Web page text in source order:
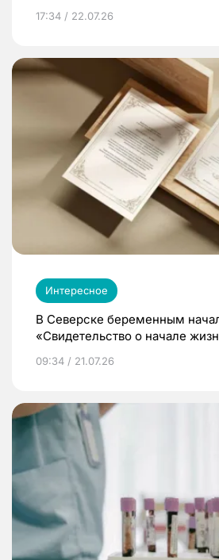
17:34 / 22.07.26
Интересное
В Северске беременным
«Свидетельство о начале
09:34 / 21.07.26